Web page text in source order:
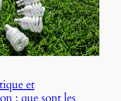
et
: que sont les